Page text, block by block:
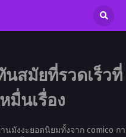
สมัยที่รวดเร็วที่
มื่นเรื่อง
นมังงะยอดนิยมทั้งจาก comico กา